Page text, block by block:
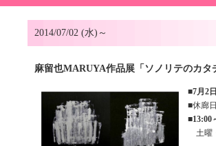
2014/07/02 (水)～
麻留也MARUYA作品展「ソノリテのカ
■7月2
■休廊
■13:00
土曜